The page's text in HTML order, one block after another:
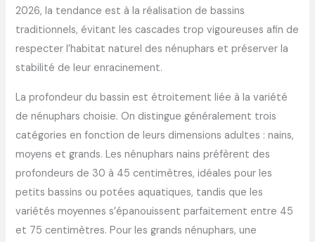
2026, la tendance est à la réalisation de bassins
traditionnels, évitant les cascades trop vigoureuses afin de
respecter l’habitat naturel des nénuphars et préserver la
stabilité de leur enracinement.
La profondeur du bassin est étroitement liée à la variété
de nénuphars choisie. On distingue généralement trois
catégories en fonction de leurs dimensions adultes : nains,
moyens et grands. Les nénuphars nains préfèrent des
profondeurs de 30 à 45 centimètres, idéales pour les
petits bassins ou potées aquatiques, tandis que les
variétés moyennes s’épanouissent parfaitement entre 45
et 75 centimètres. Pour les grands nénuphars, une